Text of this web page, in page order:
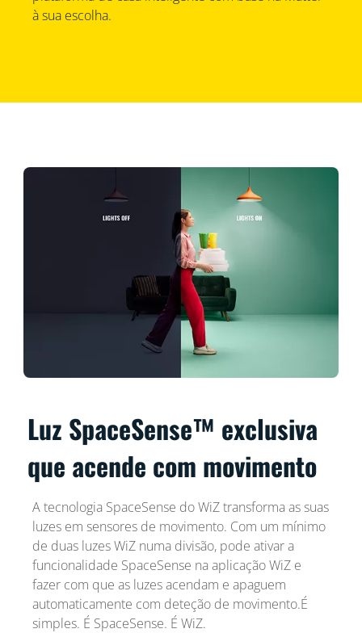
à sua escolha.
Luz SpaceSense™ exclusiva
que acende com movimento
A tecnologia SpaceSense do WiZ transforma as suas
luzes em sensores de movimento. Com um mínimo
de duas luzes WiZ numa divisão, pode ativar a
funcionalidade SpaceSense na aplicação WiZ e
fazer com que as luzes acendam e apaguem
automaticamente com deteção de movimento.É
simples. É SpaceSense. É WiZ.